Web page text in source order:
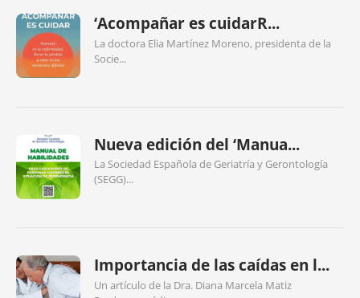
‘Acompañar es cuidarR...
La doctora Elia Martínez Moreno, presidenta de la
Socie...
Nueva edición del ‘Manua...
La Sociedad Española de Geriatría y Gerontología
(SEGG)...
Importancia de las caídas en l...
Un artículo de la Dra. Diana Marcela Matiz